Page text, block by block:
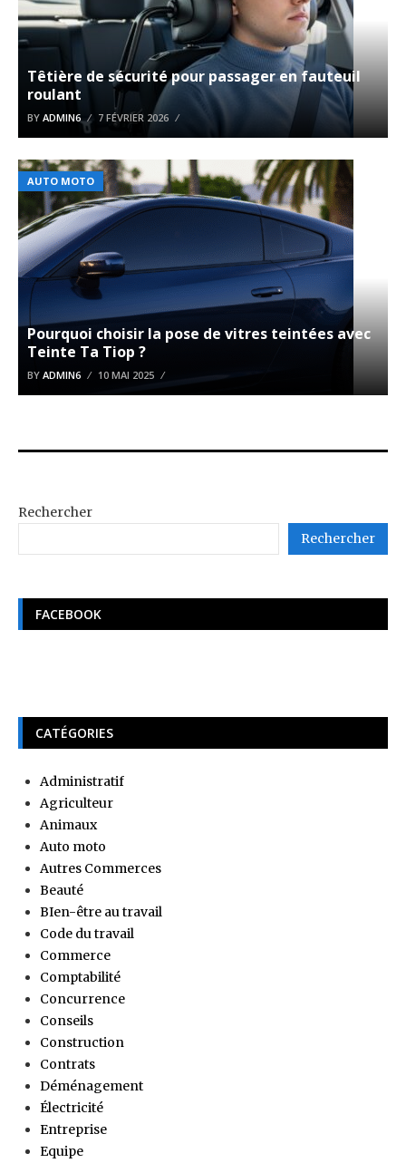
Têtière de sécurité pour passager en fauteuil
roulant
BY ADMIN6 7 FÉVRIER 2026
AUTO MOTO
Pourquoi choisir la pose de vitres teintées avec
Teinte Ta Tiop ?
BY ADMIN6 10 MAI 2025
Rechercher
Rechercher
FACEBOOK
CATÉGORIES
Administratif
Agriculteur
Animaux
Auto moto
Autres Commerces
Beauté
BIen-être au travail
Code du travail
Commerce
Comptabilité
Concurrence
Conseils
Construction
Contrats
Déménagement
Électricité
Entreprise
Equipe